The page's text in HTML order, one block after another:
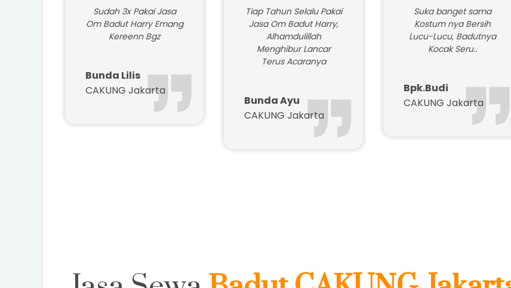
Sudah 3x Pakai Jasa
Om Badut Harry Emang
Kereenn Bgz
Bunda Lilis
CAKUNG Jakarta
Tiap Tahun Selalu Pakai
Jasa Om Badut Harry,
Alhamdulillah
Menghibur Lancar
Terus Acaranya
Bunda Ayu
CAKUNG Jakarta
Suka banget sama
Kostum nya Bersih
Lucu-Lucu, Badutnya
Kocak Seru..
Bpk.Budi
CAKUNG Jakarta
Daftar